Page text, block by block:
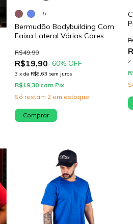
Bermudão Bodybuilding Com
Faixa Lateral Várias Cores
R$19,90
R$49,90
60% OFF
3 x de R$6,63 sem juros
R$19,30 com Pix
Só restam 2 em estoque!
+5
Comprar
2